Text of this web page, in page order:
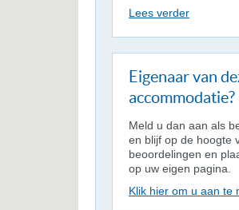
Lees verder
Eigenaar van
accommodatie?
Meld u dan aan als
en blijf op de hoogte
beoordelingen en
op uw eigen pagina.
Klik hier om u aan te